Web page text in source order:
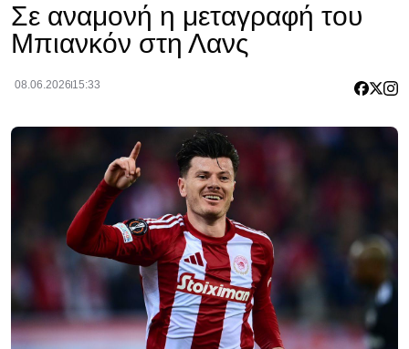
Σε αναμονή η μεταγραφή του
Μπιανκόν στη Λανς
08.06.2026 15:33